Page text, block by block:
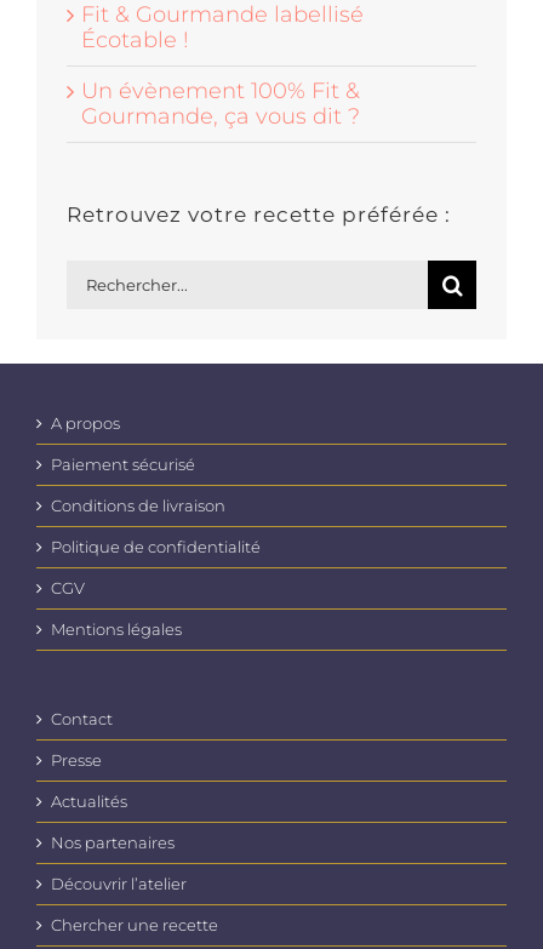
Fit & Gourmande labellisé
Écotable !
Un évènement 100% Fit &
Gourmande, ça vous dit ?
Retrouvez votre recette préférée :
A propos
Paiement sécurisé
Conditions de livraison
Politique de confidentialité
CGV
Mentions légales
Contact
Presse
Actualités
Nos partenaires
Découvrir l’atelier
Chercher une recette